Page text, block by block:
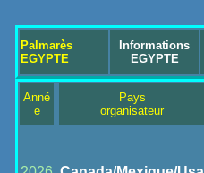
Palmarès
EGYPTE
Informations
EGYPTE
Anné
e
Pays
organisateur